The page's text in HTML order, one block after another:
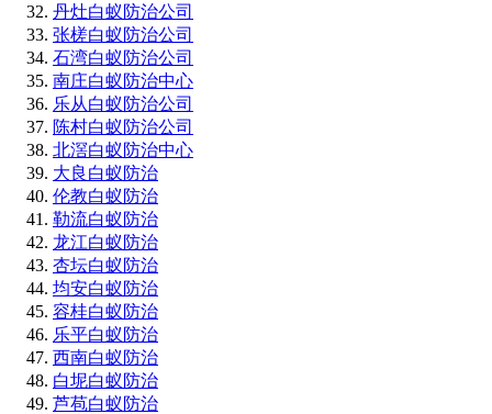
丹灶白蚁防治公司
张槎白蚁防治公司
石湾白蚁防治公司
南庄白蚁防治中心
乐从白蚁防治公司
陈村白蚁防治公司
北滘白蚁防治中心
大良白蚁防治
伦教白蚁防治
勒流白蚁防治
龙江白蚁防治
杏坛白蚁防治
均安白蚁防治
容桂白蚁防治
乐平白蚁防治
西南白蚁防治
白坭白蚁防治
芦苞白蚁防治